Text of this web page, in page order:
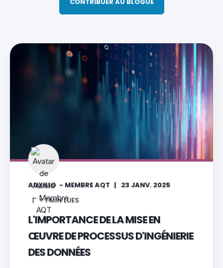
AUXILIO - MEMBRE AQT
23 JANV. 2025
< 1MIN LUES
L'IMPORTANCE DE LA MISE EN
ŒUVRE DE PROCESSUS D'INGÉNIERIE
DES DONNÉES